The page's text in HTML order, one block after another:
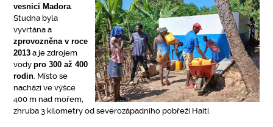
vesnici Madora.
Studna byla
vyvrtána a
zprovozněna v roce
2013 a je zdrojem
vodypro 300 až 400
rodin. Místo se
nachází ve výšce
400 m nad mořem,
zhruba 3 kilometry od severozápadního pobřeží Haiti.